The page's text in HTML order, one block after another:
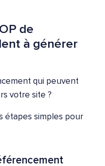
de
à générer
qui peuvent
votre site ?
étapes simples pour